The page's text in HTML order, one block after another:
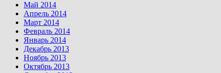
Май 2014
Апрель 2014
Март 2014
Февраль 2014
Январь 2014
Декабрь 2013
Ноябрь 2013
Октябрь 2013